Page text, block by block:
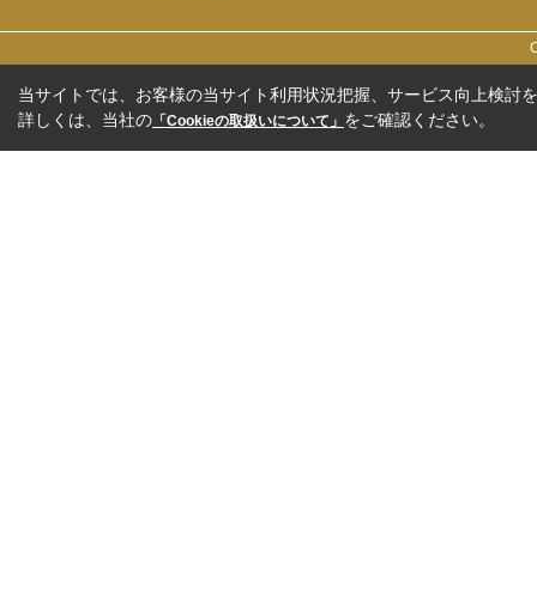
当サイトでは、お客様の当サイト利用状況把握、サービス向上検討
詳しくは、当社の 「Cookieの取扱いについて」 をご確認ください。